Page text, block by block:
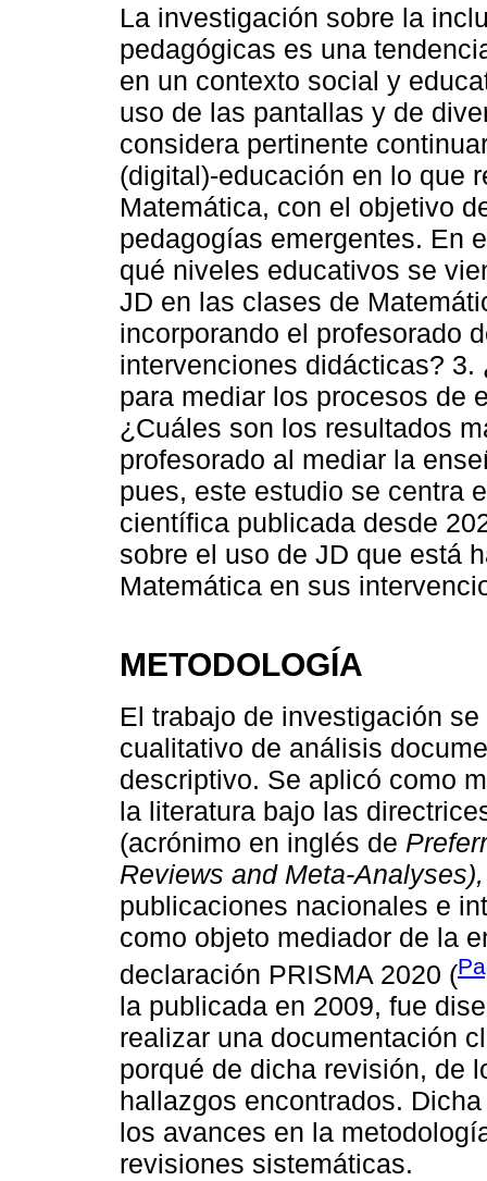
La investigación sobre la
pedagógicas es una
en un contexto social y
uso de las pantallas y de
considera pertinente
(digital)-educación en lo que
Matemática, con el objetivo
pedagogías emergentes. En
qué niveles educativos se
JD en las clases de
incorporando el profesorado
intervenciones didácticas?
para mediar los procesos de
¿Cuáles son los resultados
profesorado al mediar la
pues, este estudio se centra
científica publicada desde
sobre el uso de JD que está
Matemática en sus
METODOLOGÍA
El trabajo de investigación
cualitativo de análisis
descriptivo. Se aplicó como
la literatura bajo las
(acrónimo en inglés de
Reviews and Meta-Analyses),
publicaciones nacionales e
como objeto mediador de la
declaración PRISMA 2020 (
la publicada en 2009, fue
realizar una documentación
porqué de dicha revisión, de
hallazgos encontrados.
los avances en la
revisiones sistemáticas.